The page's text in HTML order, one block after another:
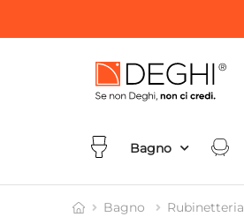
Bagno
Bagno Rubinetteria